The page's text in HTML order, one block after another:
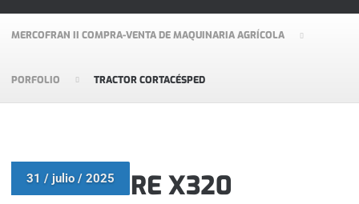
MERCOFRAN II COMPRA-VENTA DE MAQUINARIA AGRÍCOLA
PORFOLIO TRACTOR CORTACÉSPED
JOHN DEERE X320
31 / julio / 2025